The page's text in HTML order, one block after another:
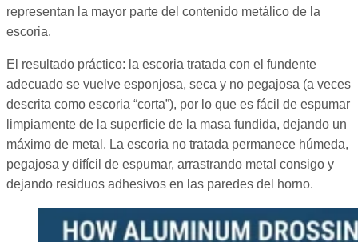
representan la mayor parte del contenido metálico de la
escoria.
El resultado práctico: la escoria tratada con el fundente
adecuado se vuelve esponjosa, seca y no pegajosa (a veces
descrita como escoria “corta”), por lo que es fácil de espumar
limpiamente de la superficie de la masa fundida, dejando un
máximo de metal. La escoria no tratada permanece húmeda,
pegajosa y difícil de espumar, arrastrando metal consigo y
dejando residuos adhesivos en las paredes del horno.